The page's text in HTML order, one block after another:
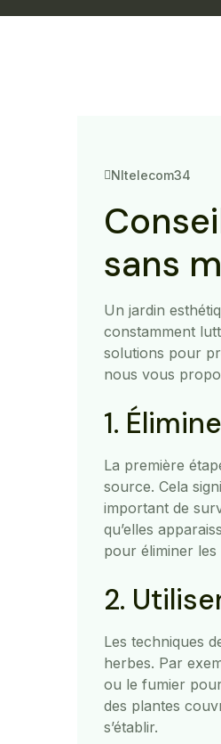
Nltelecom34
sans
Un jardin
constamment
solutions pour
nous vous
1.
La première
source. Cela
important de
qu’elles
pour éliminer les
2.
Les techniques
herbes. Par
ou le fumier
des plantes
s’établir.